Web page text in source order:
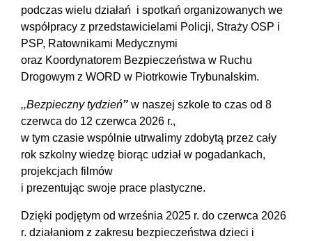
podczas wielu działań i spotkań organizowanych we
współpracy z przedstawicielami Policji, Straży OSP i
PSP, Ratownikami Medycznymi
oraz Koordynatorem Bezpieczeństwa w Ruchu
Drogowym z WORD w Piotrkowie Trybunalskim.
,,Bezpieczny tydzień” w naszej szkole to czas od 8
czerwca do 12 czerwca 2026 r.,
w tym czasie wspólnie utrwalimy zdobytą przez cały
rok szkolny wiedzę biorąc udział w pogadankach,
projekcjach filmów
i prezentując swoje prace plastyczne.
Dzięki podjętym od września 2025 r. do czerwca 2026
r. działaniom z zakresu bezpieczeństwa dzieci i